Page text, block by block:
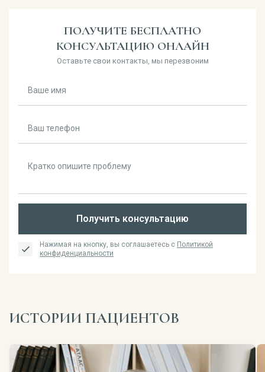
ПОЛУЧИТЕ БЕСПЛАТНО
КОНСУЛЬТАЦИЮ ОНЛАЙН
Оставьте свои контакты, мы перезвоним
Получить консультацию
Нажимая на кнопку, вы соглашаетесь с Политикой
конфиденциальности
ИСТОРИИ ПАЦИЕНТОВ